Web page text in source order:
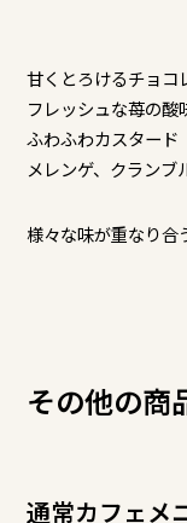
甘くとろけるチョコ
フレッシュな苺の酸
ふわふわカスタード
メレンゲ、クラン
様々な味が重なり合
その他の商
通常カフェメ